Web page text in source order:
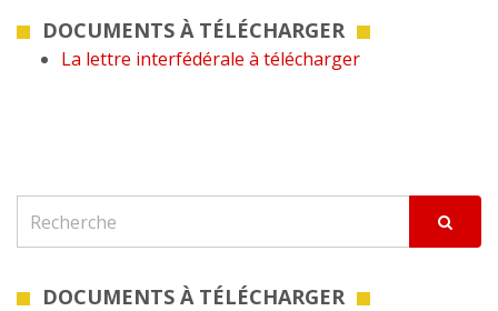
DOCUMENTS À TÉLÉCHARGER
La lettre interfédérale à télécharger
DOCUMENTS À TÉLÉCHARGER